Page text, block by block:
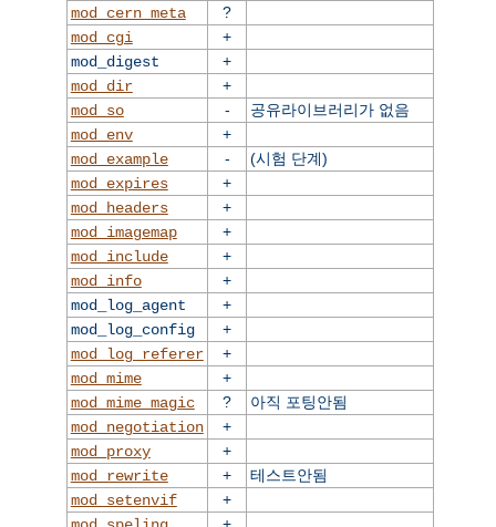
mod_cern_meta
?
mod_cgi
+
mod_digest
+
mod_dir
+
mod_so
-
공유라이브러리가 없음
mod_env
+
mod_example
-
(시험 단계)
mod_expires
+
mod_headers
+
mod_imagemap
+
mod_include
+
mod_info
+
mod_log_agent
+
mod_log_config
+
mod_log_referer
+
mod_mime
+
mod_mime_magic
?
아직 포팅안됨
mod_negotiation
+
mod_proxy
+
mod_rewrite
+
테스트안됨
mod_setenvif
+